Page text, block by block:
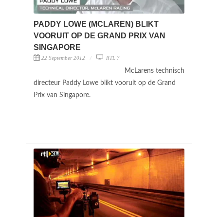
PADDY LOWE (MCLAREN) BLIKT
VOORUIT OP DE GRAND PRIX VAN
SINGAPORE
22 September 2012 RTL 7
McLarens technisch
directeur Paddy Lowe blikt vooruit op de Grand
Prix van Singapore.